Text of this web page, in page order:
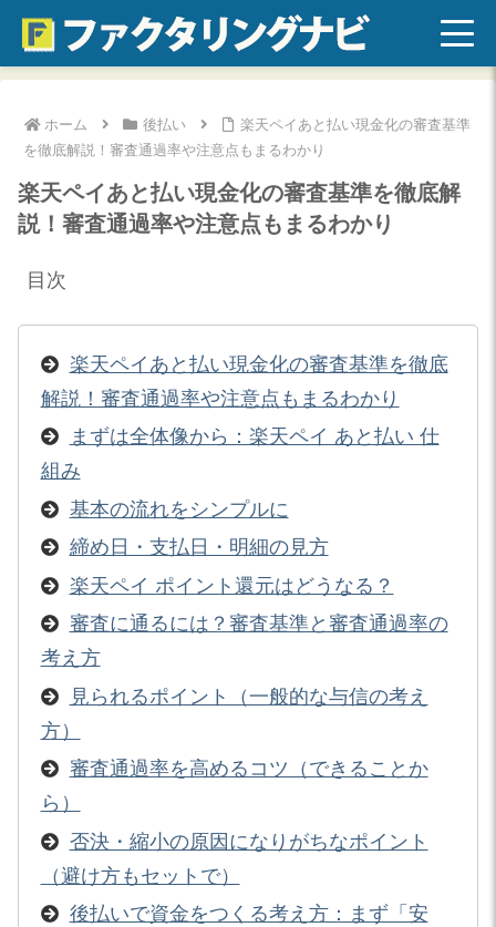
ホーム 後払い
楽天ペイあと払い現金化の審査基準
を徹底解説！審査通過率や注意点もまるわかり
楽天ペイあと払い現金化の審査基準を徹底解
説！審査通過率や注意点もまるわかり
目次
楽天ペイあと払い現金化の審査基準を徹底
解説！審査通過率や注意点もまるわかり
まずは全体像から：楽天ペイ あと払い 仕
組み
基本の流れをシンプルに
締め日・支払日・明細の見方
楽天ペイ ポイント還元はどうなる？
審査に通るには？審査基準と審査通過率の
考え方
見られるポイント（一般的な与信の考え
方）
審査通過率を高めるコツ（できることか
ら）
否決・縮小の原因になりがちなポイント
（避け方もセットで）
後払いで資金をつくる考え方：まず「安